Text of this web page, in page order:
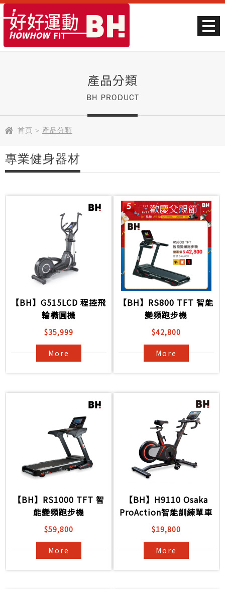
產品分類
BH PRODUCT
首頁 > 產品分類
專業健身器材
【BH】G515LCD 程控飛
輪橢圓機
$35,999
More
【BH】RS800 TFT 智能
變頻跑步機
$42,800
More
【BH】RS1000 TFT 智
能變頻跑步機
$59,800
More
【BH】H9110 Osaka
ProAction智能訓練單車
$19,800
More